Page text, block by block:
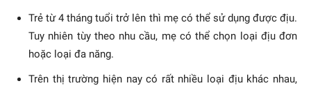
Trẻ từ 4 tháng tuổi trở lên thì mẹ có thể sử dụng được địu.
Tuy nhiên tùy theo nhu cầu, mẹ có thể chọn loại địu đơn
hoặc loại đa năng.
Trên thị trường hiện nay có rất nhiều loại địu khác nhau,